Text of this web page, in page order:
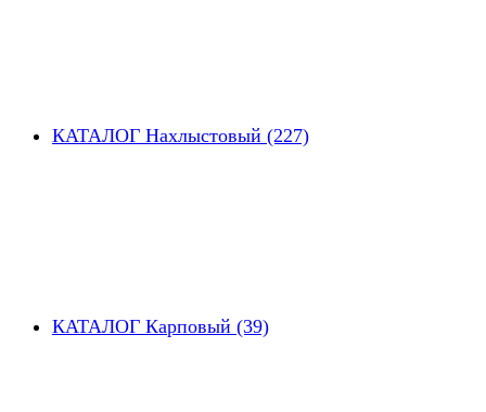
КАТАЛОГ Нахлыстовый (227)
КАТАЛОГ Карповый (39)